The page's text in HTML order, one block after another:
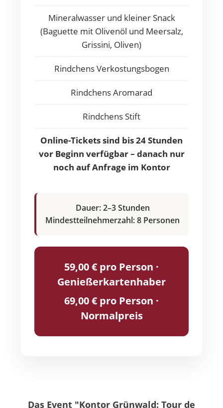
Mineralwasser und kleiner Snack
(Baguette mit Olivenöl und Meersalz,
Grissini, Oliven)
Rindchens Verkostungsbogen
Rindchens Aromarad
Rindchens Stift
Online-Tickets sind bis 24 Stunden
vor Beginn verfügbar – danach nur
noch auf Anfrage im Kontor
Dauer: 2–3 Stunden
Mindestteilnehmerzahl: 8 Personen
59,00 € pro Person ·
Genießerkartenhaber
69,00 € pro Person ·
Normalpreis
Das Event "Kontor Grünwald: Tour de